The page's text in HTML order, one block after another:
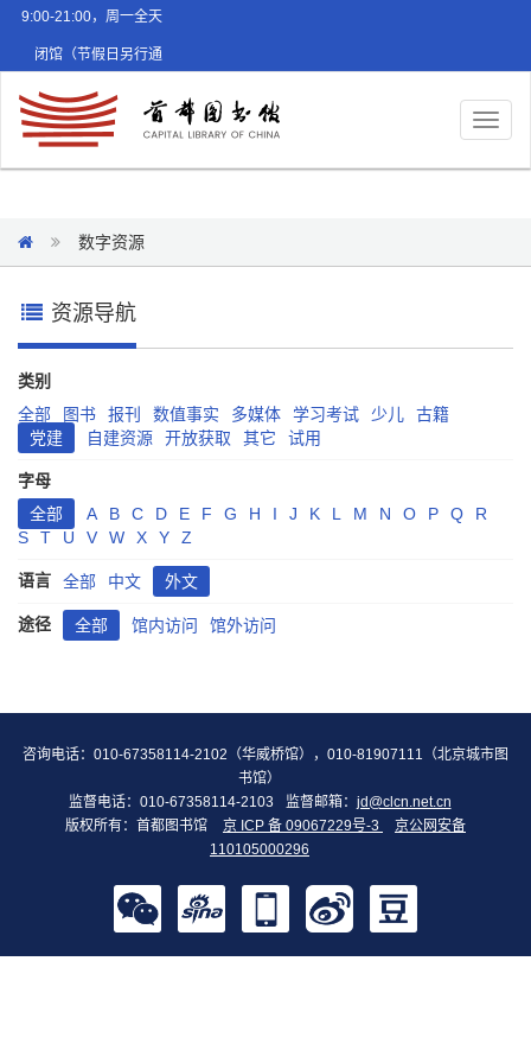
9:00-21:00，周一全天
闭馆（节假日另行通
数字资源
资源导航
类别
全部
图书 报刊 数值事实 多媒体 学习考试 少儿
古籍
党建
自建资源 开放获取 其它 试用
字母
全部
A B C D E F G H I J K L M N O P Q
R
S
T U V W X Y Z
语言 全部 中文 外文
途径 全部 馆内访问 馆外访问
咨询电话：010-67358114-2102（华威桥馆），010-81907111（北京城市图
书馆）
监督电话：010-67358114-2103
监督邮箱： jd@clcn.net.cn
版权所有：首都图书馆
京 ICP 备 09067229号-3
京公网安备
110105000296